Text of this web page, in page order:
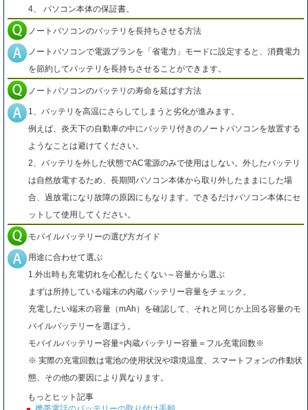
4、 パソコン本体の保証書。
ノートパソコンのバッテリを長持ちさせる方法
ノートパソコンで電源プランを「省電力」モードに設定すると、消費電力
を節約してバッテリを長持ちさせることができます。
ノートパソコンのバッテリの寿命を延ばす方法
1、バッテリを高温にさらしてしまうと劣化が進みます。
例えば、炎天下の自動車の中にバッテリ付きのノートパソコンを放置する
ようなことは避けてください。
2、バッテリを外した状態でAC電源のみで使用はしない。外したバッテリ
は自然放電するため、長期間パソコン本体から取り外したままにした場
合、過放電になり故障の原因にもなります。できるだけパソコン本体にセ
ットして使用してください。
モバイルバッテリーの選び方ガイド
用途に合わせて選ぶ
1.外出時も充電切れを心配したくない～容量から選ぶ
まずは所持している端末の内蔵バッテリー容量をチェック。
充電したい端末の容量（mAh）を確認して、それと同じか上回る容量のモ
バイルバッテリーを選ぼう。
モバイルバッテリー容量÷内蔵バッテリー容量＝フル充電回数※
※ 実際の充電回数は電池の使用状況や環境温度、スマートフォンの作動状
態、その他の要因により異なります。
もっとヒット記事